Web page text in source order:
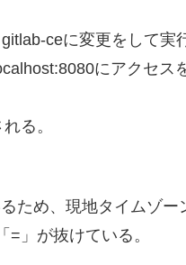
ceに変更をして実
にアクセス
る。
ため、現地タイムゾー
」が抜けている。